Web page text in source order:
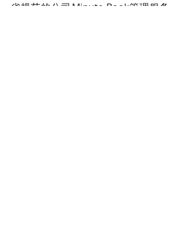
省规范的公司Minute Book管理服务，